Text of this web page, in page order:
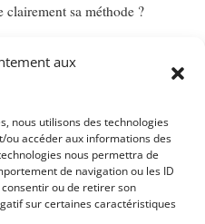
aux
nous utilisons des technologies
ou accéder aux informations des
nous permettra de
de navigation ou les ID
ou de retirer son
sur certaines caractéristiques
sa méthode ?
avant de choisir.
j'ai lu beaucoup
J'ai pris le
trois consultants